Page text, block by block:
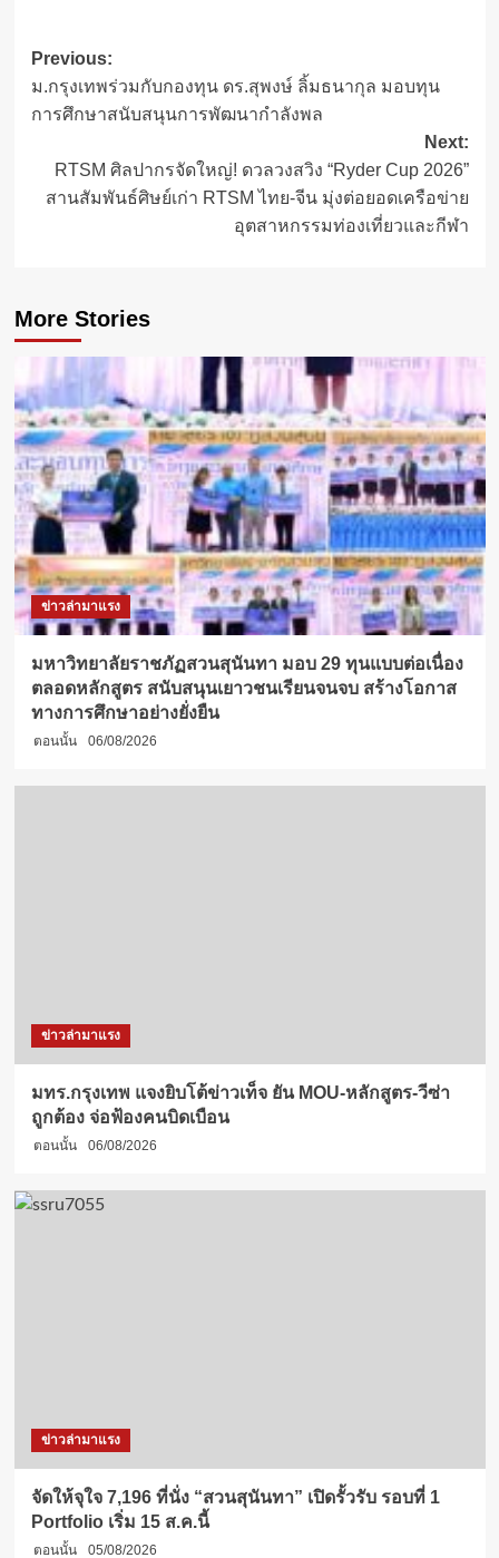
Post
navigation
Previous:
ม.กรุงเทพร่วมกับกองทุน ดร.สุพงษ์ ลิ้มธนากุล มอบทุน
การศึกษาสนับสนุนการพัฒนากำลังพล
Next:
RTSM ศิลปากรจัดใหญ่! ดวลวงสวิง “Ryder Cup 2026”
สานสัมพันธ์ศิษย์เก่า RTSM ไทย-จีน มุ่งต่อยอดเครือข่าย
อุตสาหกรรมท่องเที่ยวและกีฬา
More Stories
ข่าวล่ามาแรง
มหาวิทยาลัยราชภัฏสวนสุนันทา มอบ 29 ทุนแบบต่อเนื่อง
ตลอดหลักสูตร สนับสนุนเยาวชนเรียนจนจบ สร้างโอกาส
ทางการศึกษาอย่างยั่งยืน
ตอนนั้น 06/08/2026
ข่าวล่ามาแรง
มทร.กรุงเทพ แจงยิบโต้ข่าวเท็จ ยัน MOU-หลักสูตร-วีซ่า
ถูกต้อง จ่อฟ้องคนบิดเบือน
ตอนนั้น 06/08/2026
ข่าวล่ามาแรง
จัดให้จุใจ 7,196 ที่นั่ง “สวนสุนันทา” เปิดรั้วรับ รอบที่ 1
Portfolio เริ่ม 15 ส.ค.นี้
ตอนนั้น 05/08/2026